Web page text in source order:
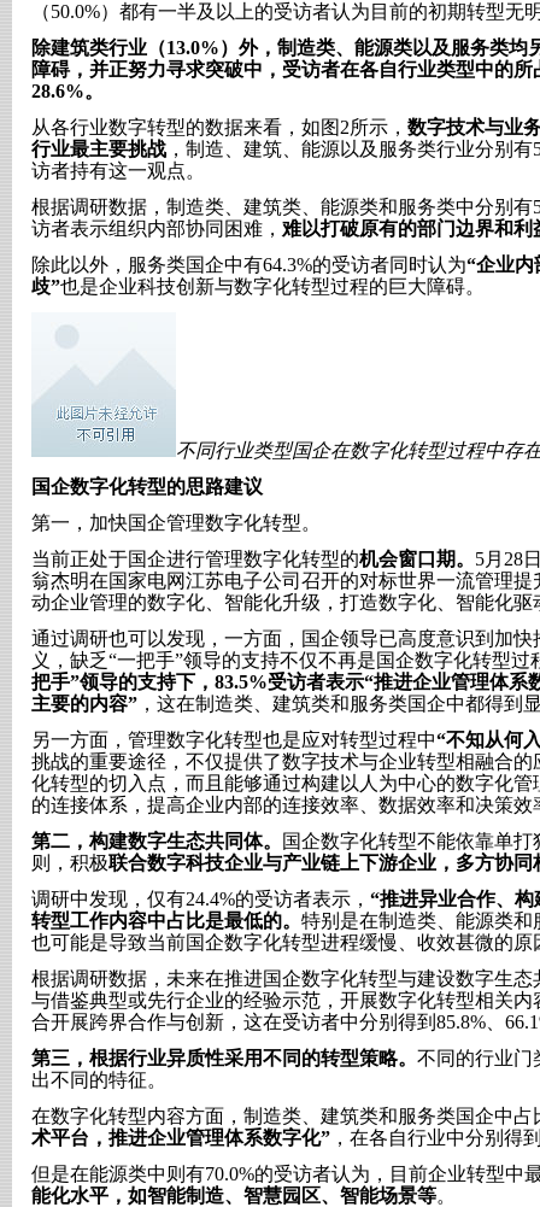
（50.0%）都有一半及以上的受访者认为目前的初期转型无
除建筑类行业（13.0%）外，制造类、能源类以及服务类
障碍，并正努力寻求突破中，受访者在各自行业类型中的
28.6%。
从各行业数字转型的数据来看，如图2所示， 数字技术与业
行业最主要挑战 ，制造、建筑、能源以及服务类行业分别有
访者持有这一观点。
根据调研数据，制造类、建筑类、能源类和服务类中分别有
访者表示组织内部协同困难， 难以打破原有的部门边界和
除此以外，服务类国企中有64.3%的受访者同时认为“企业内
歧”也是企业科技创新与数字化转型过程的巨大障碍。
不同行业类型国企在数字化转型过程中存
国企数字化转型的思路建议
第一，加快国企管理数字化转型。
当前正处于国企进行管理数字化转型的机会窗口期。 5月28
翁杰明在国家电网江苏电子公司召开的对标世界一流管理
动企业管理的数字化、智能化升级，打造数字化、智能化
通过调研也可以发现，一方面，国企领导已高度意识到加
义，缺乏“一把手”领导的支持不仅不再是国企数字化转型
把手”领导的支持下，83.5%受访者表示“推进企业管理体系
主要的内容” ，这在制造类、建筑类和服务类国企中都得到
另一方面，管理数字化转型也是应对转型过程中“不知从何
挑战的重要途径，不仅提供了数字技术与企业转型相融合
化转型的切入点，而且能够通过构建以人为中心的数字化
的连接体系，提高企业内部的连接效率、数据效率和决策效
第二，构建数字生态共同体。
国企数字化转型不能依靠单
则，积极联合数字科技企业与产业链上下游企业，多方协同
调研中发现，仅有24.4%的受访者表示， “推进异业合作、
转型工作内容中占比是最低的。 特别是在制造类、能源类
也可能是导致当前国企数字化转型进程缓慢、收效甚微的原
根据调研数据，未来在推进国企数字化转型与建设数字生
与借鉴典型或先行企业的经验示范，开展数字化转型相关
合开展跨界合作与创新，这在受访者中分别得到85.8%、
第三，根据行业异质性采用不同的转型策略。 不同的行业门
出不同的特征。
在数字化转型内容方面，制造类、建筑类和服务类国企中占
术平台，推进企业管理体系数字化” ，在各自行业中分别得
但是在能源类中则有70.0%的受访者认为，目前企业转型中
能化水平，如智能制造、智慧园区、智能场景等。